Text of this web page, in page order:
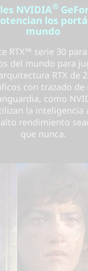
NVIDIA®
los
mundo
RTX™ serie 30
del mundo para
RTX de
con trazado
como
la inteligencia
rendimiento
que nunca.